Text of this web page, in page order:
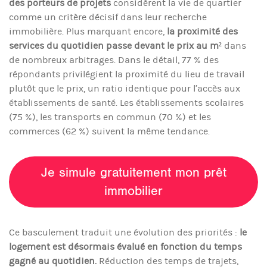
des porteurs de projets considèrent la vie de quartier
comme un critère décisif dans leur recherche
immobilière. Plus marquant encore, la proximité des
services du quotidien passe devant le prix au m² dans
de nombreux arbitrages. Dans le détail, 77 % des
répondants privilégient la proximité du lieu de travail
plutôt que le prix, un ratio identique pour l’accès aux
établissements de santé. Les établissements scolaires
(75 %), les transports en commun (70 %) et les
commerces (62 %) suivent la même tendance.
Je simule gratuitement mon prêt
immobilier
Ce basculement traduit une évolution des priorités : le
logement est désormais évalué en fonction du temps
gagné au quotidien. Réduction des temps de trajets,